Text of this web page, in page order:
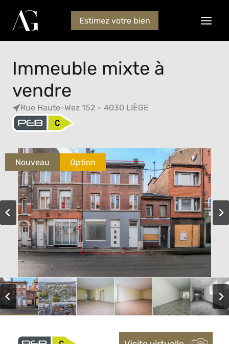
Estimez votre bien
Immeuble mixte à
vendre
Rue Haute-Wez 152 – 4030 LIÈGE
Nouveau Option